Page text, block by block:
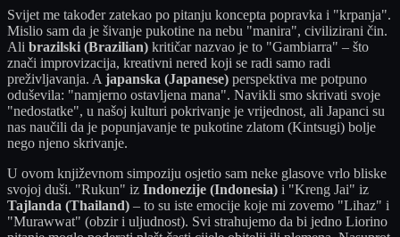
Svijet me također zatekao po pitanju koncepta popravka i "krpanja".
Mislio sam da je šivanje pukotine na nebu "manira", civilizirani čin.
Ali brazilski (Brazilian) kritičar nazvao je to "Gambiarra" – što
znači improvizacija, kreativni nered koji se radi samo radi
preživljavanja. A japanska (Japanese) perspektiva me potpuno
oduševila: "namjerno ostavljena mana". Navikli smo skrivati svoje
"nedostatke", u našoj kulturi pokrivanje je vrijednost, ali Japanci su
nas naučili da je popunjavanje te pukotine zlatom (Kintsugi) bolje
nego njeno skrivanje.
U ovom književnom simpoziju osjetio sam neke glasove vrlo bliske
svojoj duši. "Rukun" iz Indonezije (Indonesia) i "Kreng Jai" iz
Tajlanda (Thailand) – to su iste emocije koje mi zovemo "Lihaz" i
"Murawwat" (obzir i uljudnost). Svi strahujemo da bi jedno Liorino